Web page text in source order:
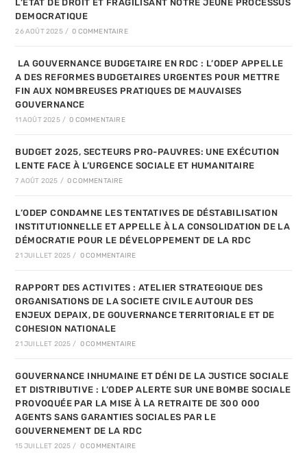
L’ÉTAT DE DROIT ET FRAGILISANT NOTRE JEUNE PROCESSUS
DEMOCRATIQUE
26 AOÛT 2025 / 0 COMMENTAIRE
LA GOUVERNANCE BUDGETAIRE EN RDC : L’ODEP APPELLE
A DES REFORMES BUDGETAIRES URGENTES POUR METTRE
FIN AUX NOMBREUSES PRATIQUES DE MAUVAISES
GOUVERNANCE
11 AOÛT 2025 / 0 COMMENTAIRE
BUDGET 2025, SECTEURS PRO-PAUVRES: UNE EXÉCUTION
LENTE FACE À L’URGENCE SOCIALE ET HUMANITAIRE
7 AOÛT 2025 / 0 COMMENTAIRE
L’ODEP CONDAMNE LES TENTATIVES DE DÉSTABILISATION
INSTITUTIONNELLE ET APPELLE À LA CONSOLIDATION DE LA
DÉMOCRATIE POUR LE DÉVELOPPEMENT DE LA RDC
21 JUILLET 2025 / 0 COMMENTAIRE
RAPPORT DES ACTIVITES : ATELIER STRATEGIQUE DES
ORGANISATIONS DE LA SOCIETE CIVILE AUTOUR DES
ENJEUX DEPAIX, DE GOUVERNANCE TERRITORIALE ET DE
COHESION NATIONALE
21 JUILLET 2025 / 0 COMMENTAIRE
GOUVERNANCE INHUMAINE ET DÉNI DE LA JUSTICE SOCIALE
ET DISTRIBUTIVE : L’ODEP ALERTE SUR UNE BOMBE SOCIALE
PROVOQUÉE PAR LA MISE À LA RETRAITE DE 300 000
AGENTS SANS GARANTIES SOCIALES PAR LE
GOUVERNEMENT DE LA RDC
15 JUILLET 2025 / 0 COMMENTAIRE